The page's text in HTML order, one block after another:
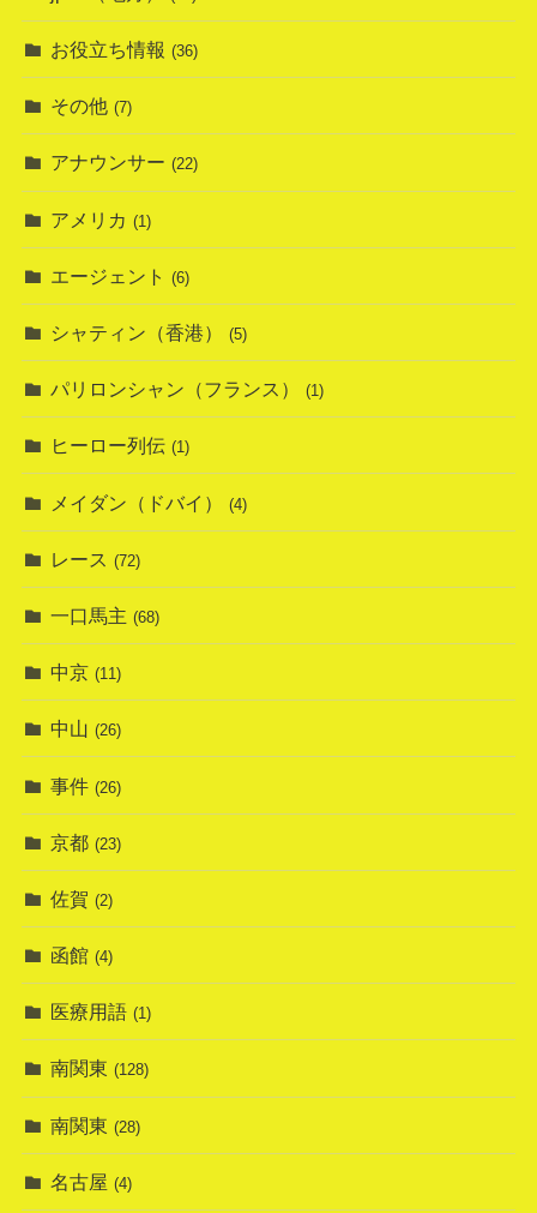
お役立ち情報 (36)
その他 (7)
アナウンサー (22)
アメリカ (1)
エージェント (6)
シャティン（香港） (5)
パリロンシャン（フランス） (1)
ヒーロー列伝 (1)
メイダン（ドバイ） (4)
レース (72)
一口馬主 (68)
中京 (11)
中山 (26)
事件 (26)
京都 (23)
佐賀 (2)
函館 (4)
医療用語 (1)
南関東 (128)
南関東 (28)
名古屋 (4)